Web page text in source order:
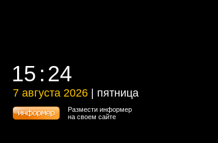
15 24
15 24
7 августа 2026 | пятница
7 августа 2026 | пятница
Размести информер
на своем сайте